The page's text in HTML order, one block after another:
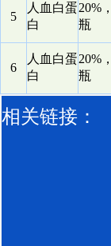
5
人血白蛋
白
20%
瓶
6
人血白蛋
白
20%
瓶
相关链接：